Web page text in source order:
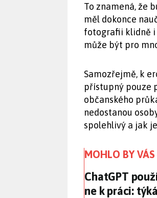
To znamená, že
měl dokonce
fotografii klidně i
může být pro
Samozřejmě, k
přístupný pouze
občanského
nedostanou
spolehlivý a jak
MOHLO BY
ChatGPT
ChatGPT
ne k práci: